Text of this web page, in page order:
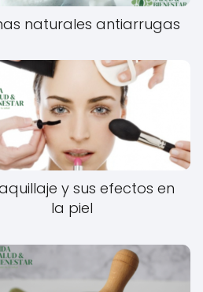
naturales antiarrugas
y sus efectos en
la piel